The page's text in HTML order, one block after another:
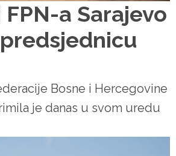
a Sarajevo
Bosne i Hercegovine
je danas u svom uredu